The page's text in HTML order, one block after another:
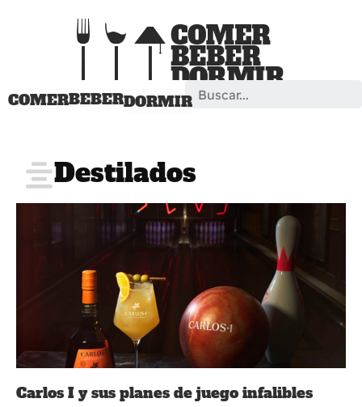
COMERBEBERDORMIR
Search
Destilados
Carlos I y sus planes de juego infalibles